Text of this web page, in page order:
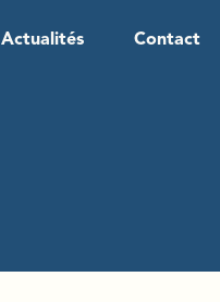
Actualités Contact